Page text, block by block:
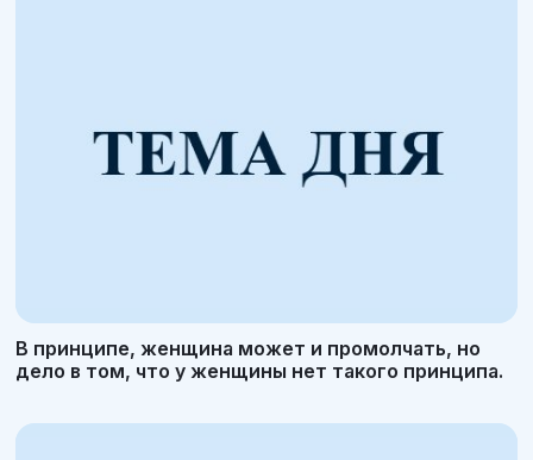
В принципе, женщина может и промолчать, но
дело в том, что у женщины нет такого принципа.